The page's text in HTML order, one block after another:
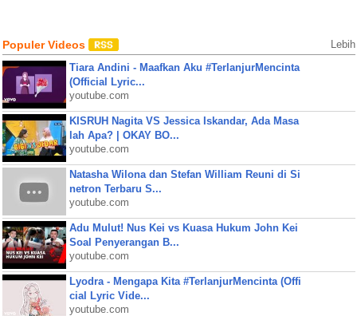
Populer Videos Lebih
Tiara Andini - Maafkan Aku #TerlanjurMencinta
(Official Lyric...
youtube.com
KISRUH Nagita VS Jessica Iskandar, Ada Masa
lah Apa? | OKAY BO...
youtube.com
Natasha Wilona dan Stefan William Reuni di Si
netron Terbaru S...
youtube.com
Adu Mulut! Nus Kei vs Kuasa Hukum John Kei
Soal Penyerangan B...
youtube.com
Lyodra - Mengapa Kita #TerlanjurMencinta (Offi
cial Lyric Vide...
youtube.com